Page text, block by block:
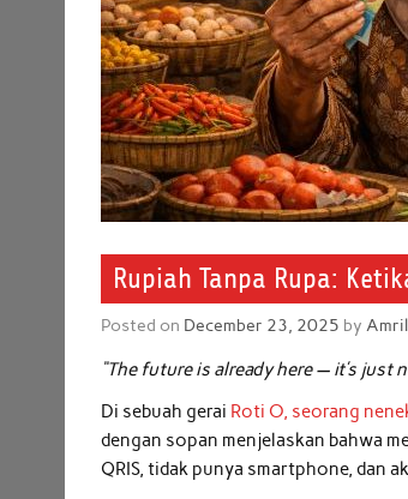
Rupiah Tanpa Rupa:
Posted on December 23, 2025 by
“The future is already here — it’s
Di sebuah gerai Roti O, seorang
dengan sopan menjelaskan bahwa
QRIS, tidak punya smartphone, dan